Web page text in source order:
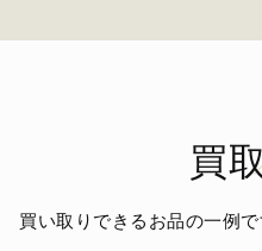
買
買い取りできるお品の一例